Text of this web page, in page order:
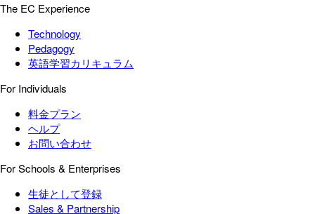
The EC Experience
Technology
Pedagogy
英語学習カリキュラム
For Individuals
料金プラン
ヘルプ
お問い合わせ
For Schools & Enterprises
生徒として登録
Sales & Partnership